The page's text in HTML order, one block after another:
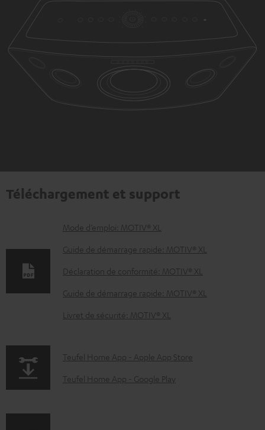
Téléchargement et support
D
o
m
e
t
t
Mode d’emploi: MOTIV® XL
Guide de démarrage rapide: MOTIV® XL
Déclaration de conformité: MOTIV® XL
Guide de démarrage rapide: MOTIV® XL
Livret de sécurité: MOTIV® XL
p
a
Teufel Home App - Apple App Store
Teufel Home App - Google Play